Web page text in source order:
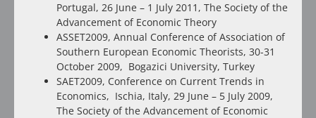
Portugal, 26 June – 1 July 2011, The Society of the
Advancement of Economic Theory
ASSET2009, Annual Conference of Association of
Southern European Economic Theorists, 30-31
October 2009, Bogazici University, Turkey
SAET2009, Conference on Current Trends in
Economics, Ischia, Italy, 29 June – 5 July 2009,
The Society of the Advancement of Economic